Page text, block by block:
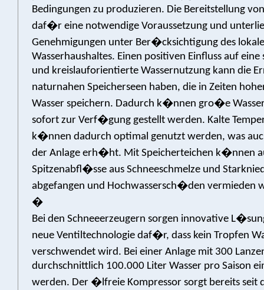
Bedingungen zu produzieren. Die Bereitstellung
daf�r eine notwendige Voraussetzung und
Genehmigungen unter Ber�cksichtigung des
Wasserhaushaltes. Einen positiven Einfluss auf eine
und kreislauforientierte Wassernutzung kann die
naturnahen Speicherseen haben, die in Zeiten
Wasser speichern. Dadurch k�nnen gro�e
sofort zur Verf�gung gestellt werden. Kalte
k�nnen dadurch optimal genutzt werden, was
der Anlage erh�ht. Mit Speicherteichen k�nnen
Spitzenabfl�sse aus Schneeschmelze und
abgefangen und Hochwassersch�den vermieden
�
Bei den Schneeerzeugern sorgen innovative
neue Ventiltechnologie daf�r, dass kein Tropfen
verschwendet wird. Bei einer Anlage mit 300
durchschnittlich 100.000 Liter Wasser pro Saison
werden. Der �lfreie Kompressor sorgt bereits seit